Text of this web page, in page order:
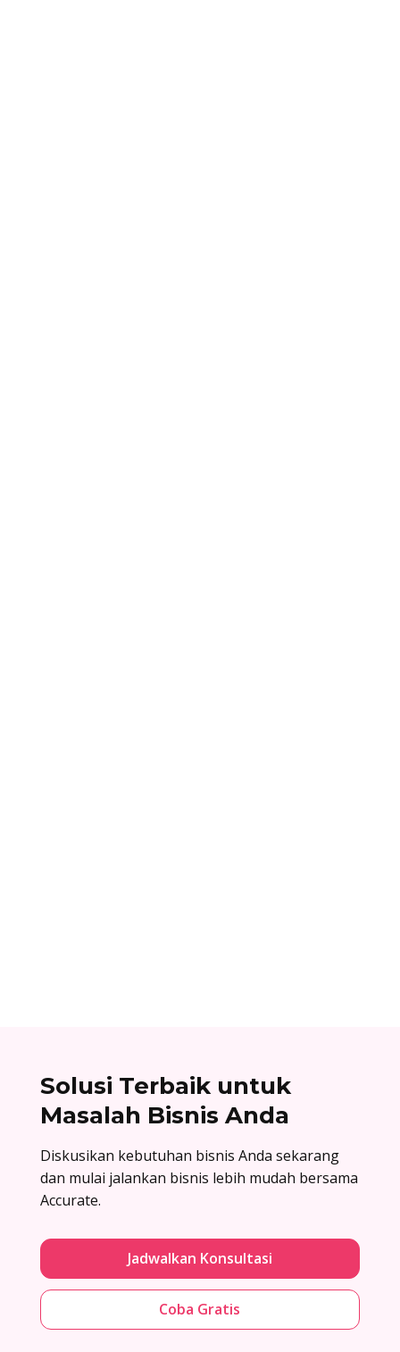
Solusi Terbaik untuk
Masalah Bisnis Anda
Diskusikan kebutuhan bisnis Anda sekarang
dan mulai jalankan bisnis lebih mudah bersama
Accurate.
Jadwalkan Konsultasi
Coba Gratis